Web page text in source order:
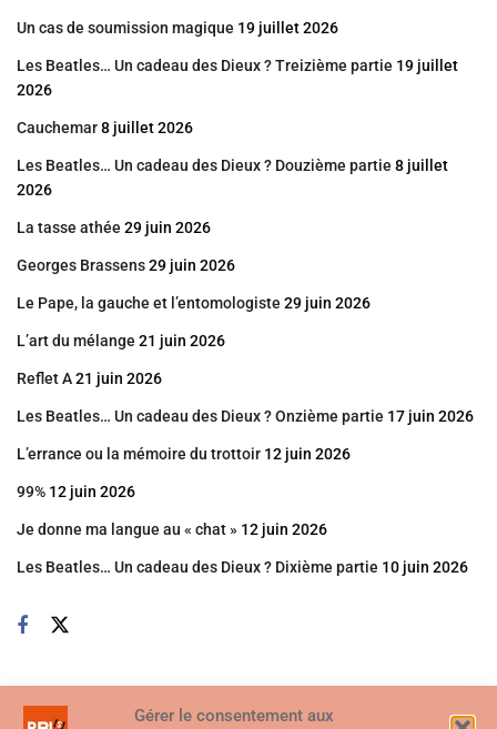
Gérer le consentement aux
Un cas de soumission magique 19 juillet 2026
Les Beatles… Un cadeau des Dieux ? Treizième partie 19 juillet
2026
Cauchemar8 juillet 2026
Les Beatles… Un cadeau des Dieux ? Douzième partie 8 juillet
2026
La tasse athée 29 juin 2026
Georges Brassens29 juin 2026
Le Pape, la gauche et l’entomologiste 29 juin 2026
L’art du mélange 21 juin 2026
Reflet A21 juin 2026
Les Beatles… Un cadeau des Dieux ? Onzième partie 17 juin 2026
L’errance ou la mémoire du trottoir 12 juin 2026
99% 12 juin 2026
Je donne ma langue au « chat » 12 juin 2026
Les Beatles… Un cadeau des Dieux ? Dixième partie 10 juin 2026